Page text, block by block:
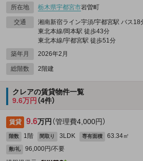
所在地 栃木県宇都宮市岩曽町
交通
湘南新宿ライン宇須/宇都宮駅 バス18
東北本線/岡本駅 徒歩43分
東北本線/宇都宮駅 徒歩51分
築年月
2026年2月
総階数 2階建
クレアの賃貸物件一覧
9.6万円 （4件）
賃貸 9.6万円 （管理費4,000円）
階数 1階 間取り 3LDK 専有面積 63.34㎡
敷/礼
96,000円/不要